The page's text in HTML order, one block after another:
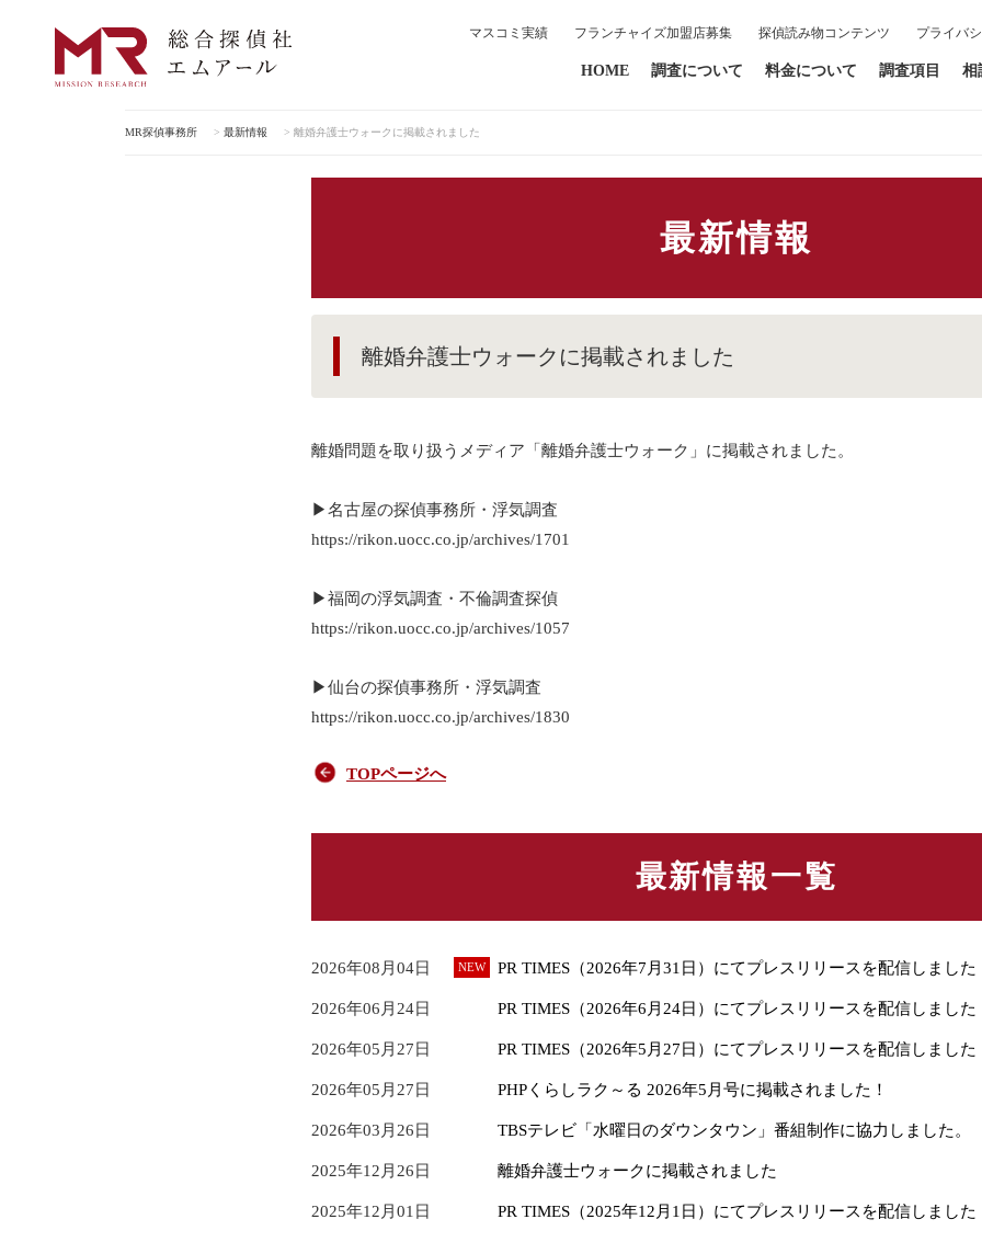
HOME 調査について 料金について 調査項目 相
マスコミ実績 フランチャイズ加盟店募集 探偵読み物コンテンツ プライバ
MR探偵事務所 > 最新情報 > 離婚弁護士ウォークに掲載されました
最新情報
離婚弁護士ウォークに掲載されました
離婚問題を取り扱うメディア「離婚弁護士ウォーク」に掲載されました。
▶名古屋の探偵事務所・浮気調査
https://rikon.uocc.co.jp/archives/1701
▶福岡の浮気調査・不倫調査探偵
https://rikon.uocc.co.jp/archives/1057
▶仙台の探偵事務所・浮気調査
https://rikon.uocc.co.jp/archives/1830
TOPページへ
最新情報一覧
2026年08月04日 PR TIMES（2026年7月31日）にてプレスリリースを配信しました
2026年06月24日 PR TIMES（2026年6月24日）にてプレスリリースを配信しました
2026年05月27日 PR TIMES（2026年5月27日）にてプレスリリースを配信しました
2026年05月27日 PHPくらしラク～る 2026年5月号に掲載されました！
2026年03月26日 TBSテレビ「水曜日のダウンタウン」番組制作に協力しました。
2025年12月26日 離婚弁護士ウォークに掲載されました
2025年12月01日 PR TIMES（2025年12月1日）にてプレスリリースを配信しました